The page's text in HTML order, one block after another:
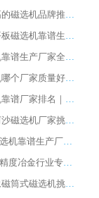
2026 评价高的磁选机品牌推荐选购指南，永磁筒式磁选机设备领域强者全景行业口碑解析
2026 国内平板磁选机靠谱生产厂家推荐排名|行业口碑选购指南，领域强者按需选设备
2026 磁选机靠谱生产厂家全梳理 分场景选型行业头部品牌选购参考攻略
2026 磁选机哪个厂家质量好？十大靠谱磁电企业排名选购指南
2026 磁选机靠谱厂家排名｜华体会手机网页版-华体会(中国) 高性价比磁选机磁电品牌
2026 顺流河沙磁选机厂家挑选攻略 | 业内口碑龙头企业高性价比品牌推荐
2026平板磁选机靠谱生产厂家选购指南 行业口碑良好品牌推荐 磁电领域实力强者
2026高分选精度冶金行业专用磁选机生产厂家,干湿式磁选机源头供应商推荐
2026 选矿永磁筒式磁选机挑选指南 华体会手机网页版-华体会(中国) 推荐品牌行业口碑佳实力突出